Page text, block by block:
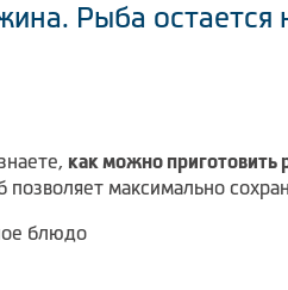
Рыба
как можно приготовить
позволяет максимально
блюдо